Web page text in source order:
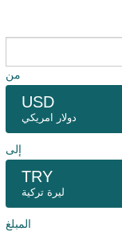
من
USD
دولار امريكي
إلى
TRY
ليرة تركية
المبلغ